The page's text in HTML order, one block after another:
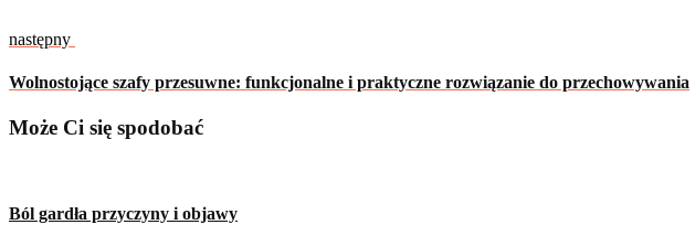
następny
Wolnostojące szafy przesuwne: funkcjonalne i praktyczne rozwiązanie do przechowywania
Może Ci się spodobać
Ból gardła przyczyny i objawy